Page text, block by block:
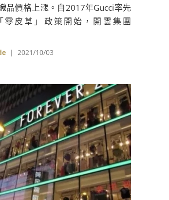
品價格上漲。自2017年Gucci率先
零皮草」政策開始，開雲集團
McQueen、Saint Laurent
| 2021/10/03